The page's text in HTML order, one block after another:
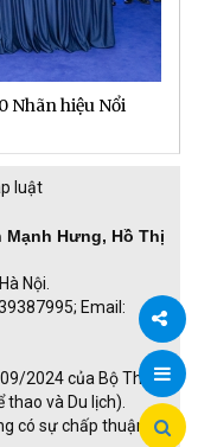
Chia
"gieo" sinh kế
luật
Mạnh Hưng, Hồ Thị
Nội.
Email:
2024 của Bộ Thông
thao và Du lịch).
có sự chấp thuận